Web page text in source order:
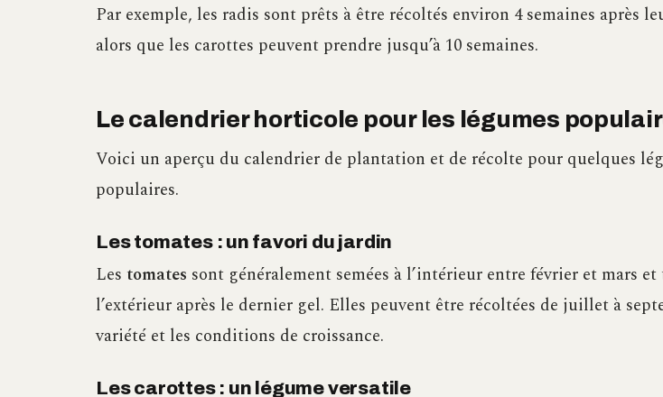
Par exemple, les radis sont prêts à être récoltés environ 4 semaines après
alors que les carottes peuvent prendre jusqu’à 10 semaines.
Le calendrier horticole pour les légumes
Voici un aperçu du calendrier de plantation et de récolte pour quelques
populaires.
Les tomates : un favori du jardin
Les tomates sont généralement semées à l’intérieur entre février et mars
l’extérieur après le dernier gel. Elles peuvent être récoltées de juillet à
variété et les conditions de croissance.
Les carottes : un légume versatile